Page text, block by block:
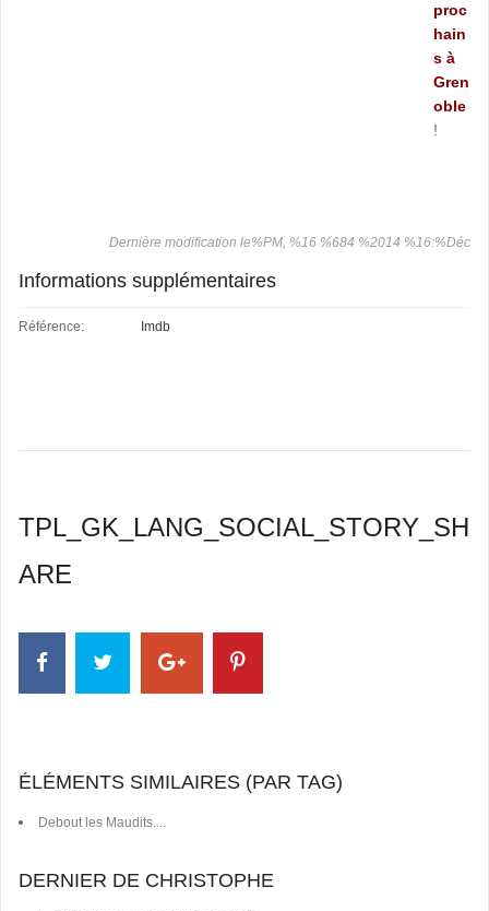
proc
hain
s à
Gren
oble
!
Dernière modification le%PM, %16 %684 %2014 %16:%Déc
Informations supplémentaires
Référence: Imdb
TPL_GK_LANG_SOCIAL_STORY_SH
ARE
ÉLÉMENTS SIMILAIRES (PAR TAG)
Debout les Maudits....
DERNIER DE CHRISTOPHE